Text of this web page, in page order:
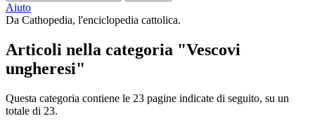
Aiuto
Da Cathopedia, l'enciclopedia cattolica.
Articoli nella categoria "Vescovi
ungheresi"
Questa categoria contiene le 23 pagine indicate di seguito, su un
totale di 23.